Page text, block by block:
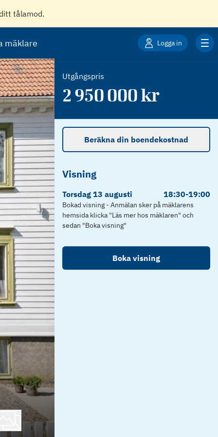
tålamod.
mäklare Logga in
Utgångspris
2 950 000kr
Beräkna din boendekostnad
Visning
Torsdag 13 augusti 18:30-19:00
Bokad visning - Anmälan sker på mäklarens
hemsida klicka "Läs mer hos mäklaren" och
sedan "Boka visning"
Boka visning